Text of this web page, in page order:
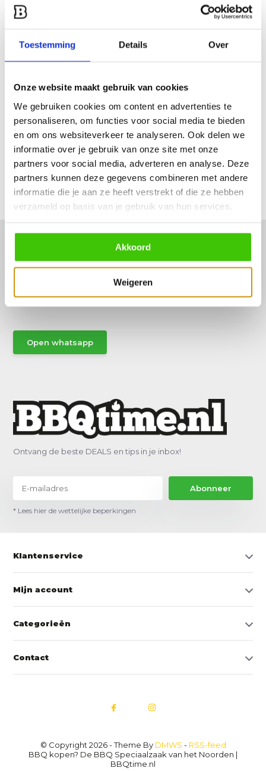
Toestemming Details Over
Onze website maakt gebruik van cookies
We gebruiken cookies om content en advertenties te
personaliseren, om functies voor social media te bieden
en om ons websiteverkeer te analyseren. Ook delen we
informatie over je gebruik van onze site met onze
partners voor social media, adverteren en analyse. Deze
partners kunnen deze gegevens combineren met andere
informatie die je aan ze heeft verstrekt of die ze hebben
verzameld op basis van je gebruik van hun services.
Akkoord
Weigeren
Productomschrijving
Reviews
Delen
Hulp of advies nodig?
Vraag het een van onze specialisten!
Stuur gemakkelijk een Whatsapp.
Open whatsapp
Ontvang de beste DEALS en tips in je inbox!
Abonneer
* Lees hier de wettelijke beperkingen
Klantenservice
Mijn account
Categorieën
Contact
© Copyright 2026 - Theme By DMWS - RSS-feed
BBQ kopen? De BBQ Speciaalzaak van het Noorden |
BBQtime.nl